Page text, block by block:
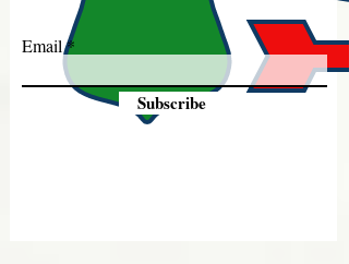
Email
Subscribe